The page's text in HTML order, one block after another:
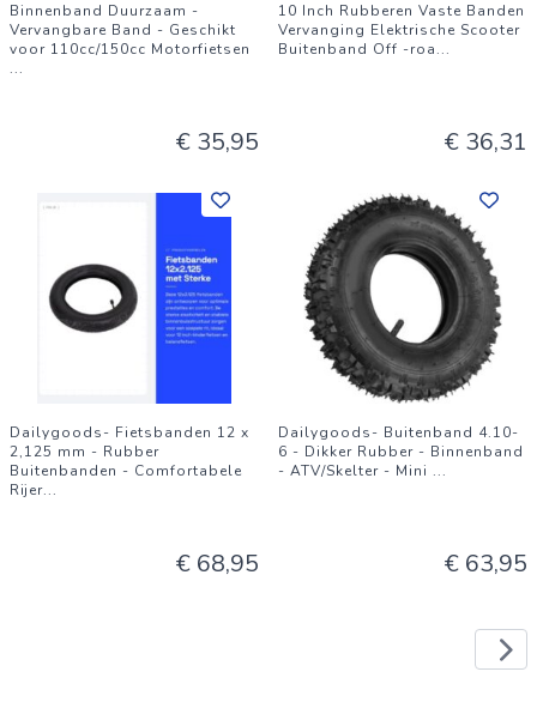
Binnenband Duurzaam -
Vervangbare Band - Geschikt
voor 110cc/150cc Motorfietsen
...
€ 35,95
10 Inch Rubberen Vaste Banden
Vervanging Elektrische Scooter
Buitenband Off -roa...
€ 36,31
Dailygoods- Fietsbanden 12 x
2,125 mm - Rubber
Buitenbanden - Comfortabele
Rijer...
€ 68,95
Dailygoods- Buitenband 4.10-
6 - Dikker Rubber - Binnenband
- ATV/Skelter - Mini ...
€ 63,95